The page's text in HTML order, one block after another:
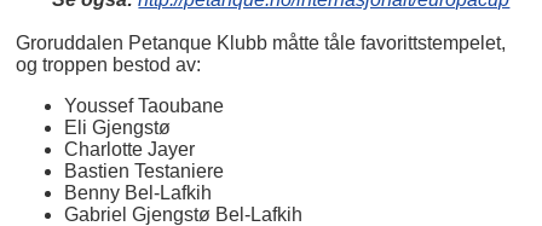
Groruddalen Petanque Klubb måtte tåle favorittstempelet,
og troppen bestod av:
Youssef Taoubane
Eli Gjengstø
Charlotte Jayer
Bastien Testaniere
Benny Bel-Lafkih
Gabriel Gjengstø Bel-Lafkih